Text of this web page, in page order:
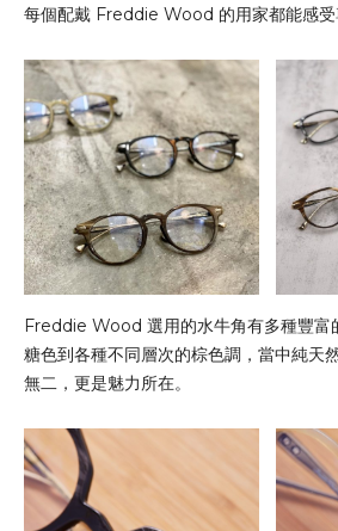
每個配戴 Freddie Wood 的用家都能感受
Freddie Wood 選用的水牛角有多種豐富
糖色到各種不同層次的棕色調，當中純天
無二，更是魅力所在。